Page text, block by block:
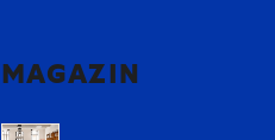
MAGAZIN